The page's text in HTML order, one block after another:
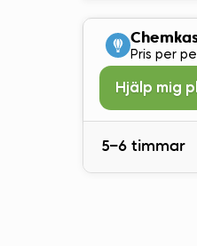
Pris per
Hjälp mig
5–6 timmar